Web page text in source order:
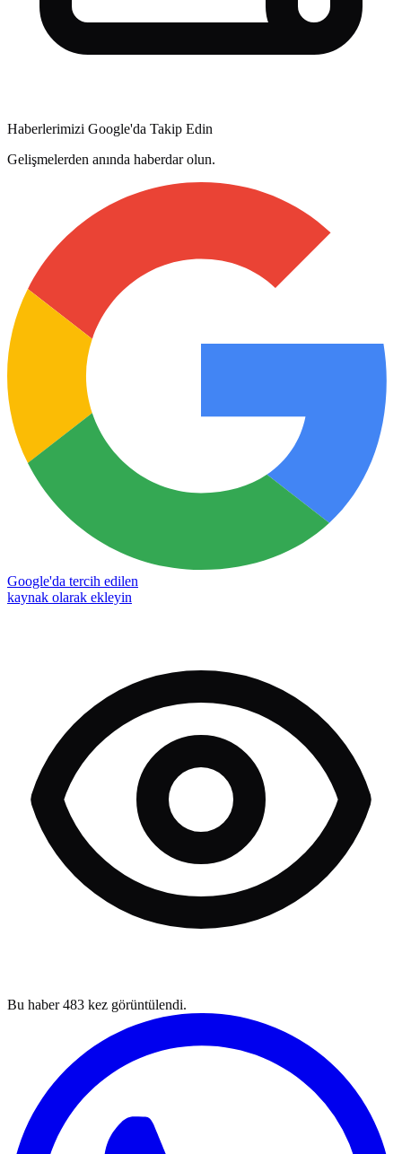
Haberlerimizi Google'da Takip Edin
Gelişmelerden anında haberdar olun.
Google'da tercih edilen
kaynak olarak ekleyin
Bu haber483 kez görüntülendi.